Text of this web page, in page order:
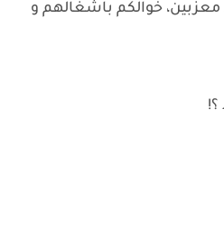
خوالكم باشغالهم و
؟!